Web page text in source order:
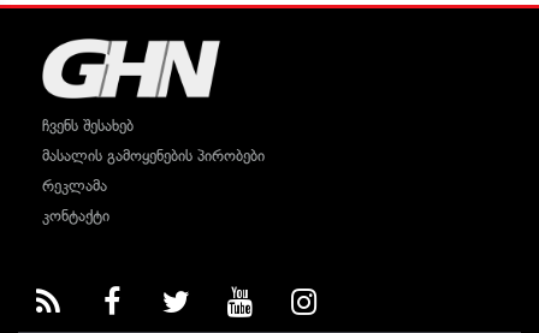
ჩვენს შესახებ
მასალის გამოყენების პირობები
რეკლამა
კონტაქტი